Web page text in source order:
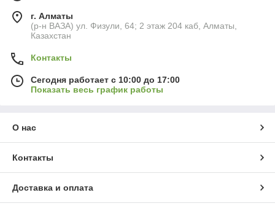
г. Алматы
(р-н ВАЗА) ул. Физули, 64; 2 этаж 204 каб, Алматы,
Казахстан
Контакты
Сегодня работает с 10:00 до 17:00
Показать весь график работы
О нас
Контакты
Доставка и оплата